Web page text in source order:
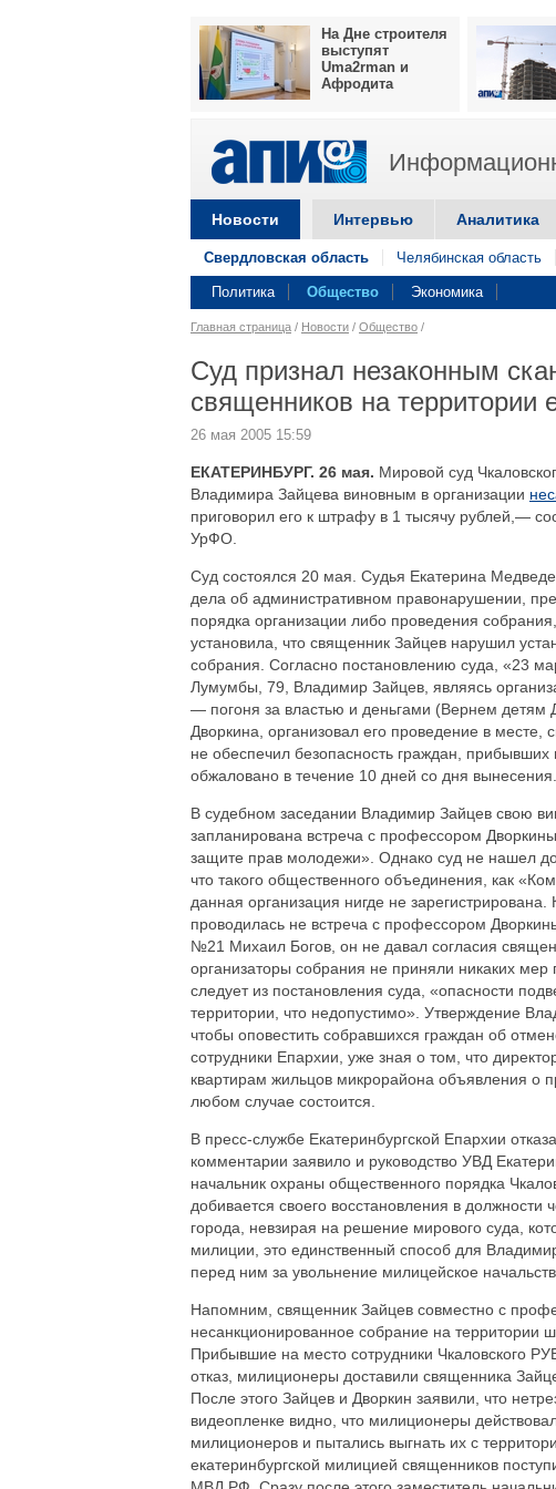
На Дне строителя
выступят
Uma2rman и
Афродита
Новости Интервью Аналитика
Свердловская область Челябинская область
Политика Общество Экономика
Главная страница / Новости / Общество /
Суд признал незаконным
священников на территории
26 мая 2005 15:59
ЕКАТЕРИНБУРГ. 26 мая. Мировой суд
Владимира Зайцева виновным в организации
приговорил его к штрафу в 1 тысячу рублей,—
УрФО.
Суд состоялся 20 мая. Судья Екатерина
дела об административном правонарушении,
порядка организации либо проведения
установила, что священник Зайцев нарушил
собрания. Согласно постановлению суда, «23
Лумумбы, 79, Владимир Зайцев, являясь
— погоня за властью и деньгами (Вернем детям
Дворкина, организовал его проведение в
не обеспечил безопасность граждан,
обжаловано в течение 10 дней со дня вынесения.
В судебном заседании Владимир Зайцев свою
запланирована встреча с профессором
защите прав молодежи». Однако суд не нашел
что такого общественного объединения, как
данная организация нигде не
проводилась не встреча с профессором
№21 Михаил Богов, он не давал согласия
организаторы собрания не приняли никаких
следует из постановления суда, «опасности
территории, что недопустимо». Утверждение
чтобы оповестить собравшихся граждан об
сотрудники Епархии, уже зная о том, что
квартирам жильцов микрорайона объявления о
любом случае состоится.
В пресс-службе Екатеринбургской Епархии
комментарии заявило и руководство УВД
начальник охраны общественного порядка
добивается своего восстановления в
города, невзирая на решение мирового суда,
милиции, это единственный способ для
перед ним за увольнение милицейское
Напомним, священник Зайцев совместно с
несанкционированное собрание на
Прибывшие на место сотрудники Чкаловского
отказ, милиционеры доставили священника
После этого Зайцев и Дворкин заявили, что
видеопленке видно, что милиционеры
милиционеров и пытались выгнать их с
екатеринбургской милицией священников